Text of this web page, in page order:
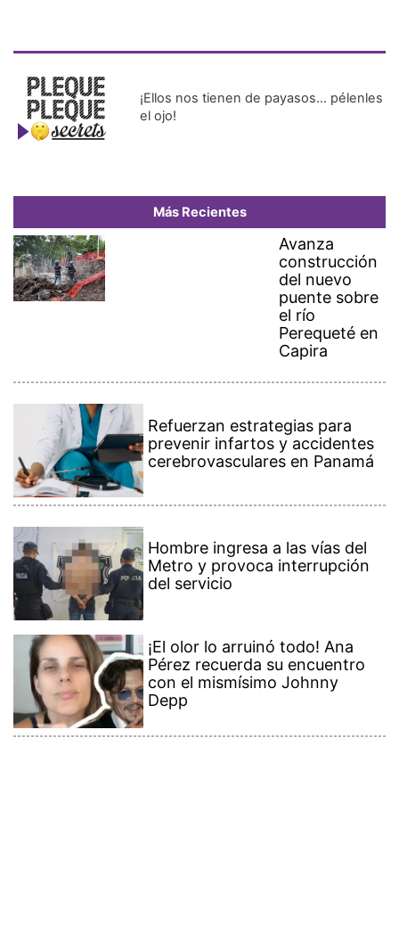
¡Ellos nos tienen de payasos… pélenles
el ojo!
Más Recientes
Avanza
construcción
del nuevo
puente sobre
el río
Perequeté en
Capira
Refuerzan estrategias para
prevenir infartos y accidentes
cerebrovasculares en Panamá
Hombre ingresa a las vías del
Metro y provoca interrupción
del servicio
¡El olor lo arruinó todo! Ana
Pérez recuerda su encuentro
con el mismísimo Johnny
Depp